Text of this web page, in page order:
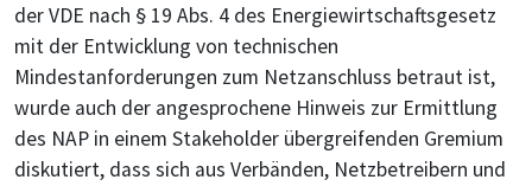
der VDE nach § 19 Abs. 4 des Energiewirtschaftsgesetz
mit der Entwicklung von technischen
Mindestanforderungen zum Netzanschluss betraut ist,
wurde auch der angesprochene Hinweis zur Ermittlung
des NAP in einem Stakeholder übergreifenden Gremium
diskutiert, dass sich aus Verbänden, Netzbetreibern und